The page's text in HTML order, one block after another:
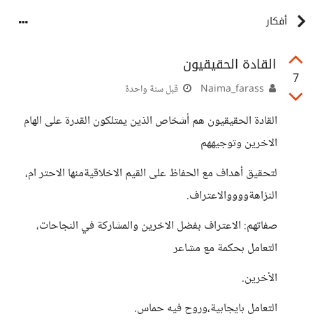
أفكار
7
القادة الحقيقيون
قبل سنة واحدة
القادة الحقيقيون هم أشخاص الذين يمتلكون القدرة على الهام
الاخرين وتوجيههم
لتحقيق أهداف مع الحفاظ على القيم الاخلاقيةمنها الاحتر ام،
النزاهةووووالاعتراف.
صفاتهم: الاعتراف بفضل الاخرين والمشاركة في النجاحات،
التعامل بحكمة مع مشاعر
الأخرين.
التعامل بايجابية،وروح فيه حماس.